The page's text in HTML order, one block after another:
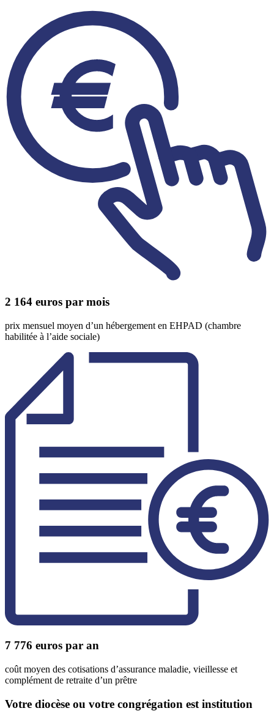
2 164 euros par mois
prix mensuel moyen d’un hébergement en EHPAD (chambre
habilitée à l’aide sociale)
7 776 euros par an
coût moyen des cotisations d’assurance maladie, vieillesse et
complément de retraite d’un prêtre
Votre diocèse ou votre congrégation est institution